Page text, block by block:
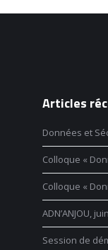
Articles
Données et
Colloque «
Colloque «
ADN’ANJOU,
Session de